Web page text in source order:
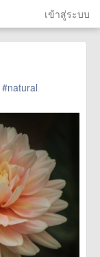
เข้าสู่ระบบ
#natural